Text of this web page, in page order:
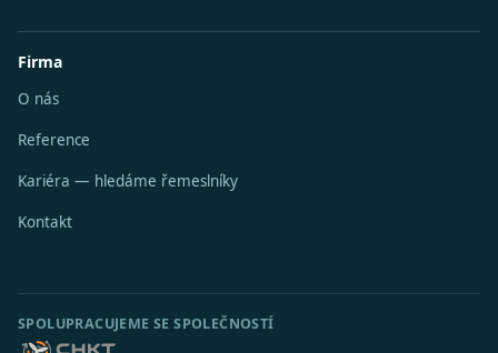
Firma
O nás
Reference
Kariéra — hledáme řemeslníky
Kontakt
SPOLUPRACUJEME SE SPOLEČNOSTÍ